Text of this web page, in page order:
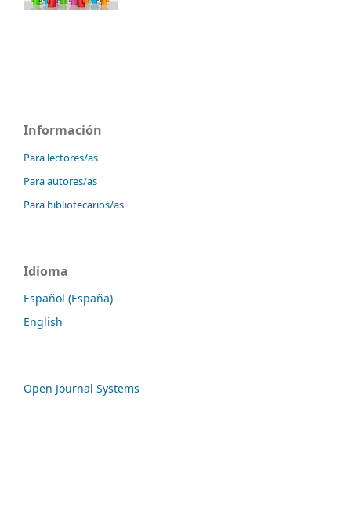
Información
Para lectores/as
Para autores/as
Para bibliotecarios/as
Idioma
Español (España)
English
Open Journal Systems